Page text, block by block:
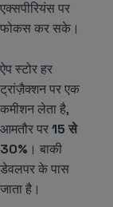
एक्सपीरियंस पर
फोकस कर सके।
ऐप स्टोर हर
ट्रांज़ैक्शन पर एक
कमीशन लेता है,
आमतौर पर15 से
30% । बाकी
डेवलपर के पास
जाता है।